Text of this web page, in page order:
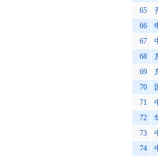
65
66
67
68
69
70
71
72
73
74